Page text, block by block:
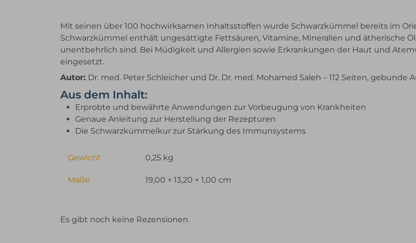
Mit seinen über 100 hochwirksamen Inhaltsstoffen wurde Schwarzkümmel bereits im
Schwarzkümmel enthält ungesättigte Fettsäuren, Vitamine, Mineralien und ätherische
unentbehrlich sind. Bei Müdigkeit und Allergien sowie Erkrankungen der Haut und
eingesetzt.
Autor: Dr. med. Peter Schleicher und Dr. Dr. med. Mohamed Saleh – 112 Seiten, gebunde
Aus dem Inhalt:
Erprobte und bewährte Anwendungen zur Vorbeugung von Krankheiten
Genaue Anleitung zur Herstellung der Rezepturen
Die Schwarzkümmelkur zur Stärkung des Immunsystems
Gewicht 0,25 kg
Maße 19,00 × 13,20 × 1,00 cm
Es gibt noch keine Rezensionen.